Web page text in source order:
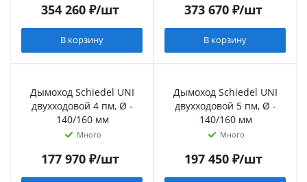
354 260₽/шт
В корзину
373 670₽/шт
В корзину
Дымоход Schiedel UNI
двухходовой 4 пм, Ø -
140/160 мм
Много
177 970₽/шт
Дымоход Schiedel UNI
двухходовой 5 пм, Ø -
140/160 мм
Много
197 450₽/шт